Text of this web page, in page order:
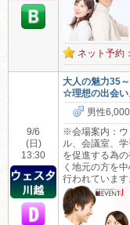
ネット予約
9/6
(日)
13:30
大人の魅力35
☆理想の出会い
男性6,000
※会場案内：ウ
ル、会議室、
を促進する為
く地元の方を
行われています